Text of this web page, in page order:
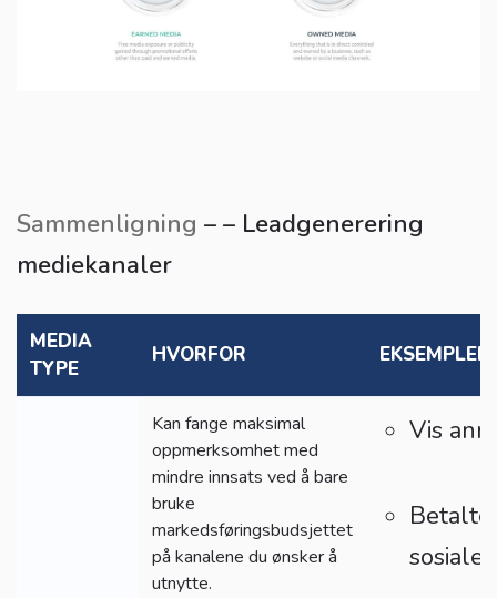
Sammenligning – – Leadgenerering
mediekanaler
MEDIA
TYPE
HVORFOR EKSEMPLER
Kan fange maksimal
oppmerksomhet med
mindre innsats ved å bare
bruke
markedsføringsbudsjettet
på kanalene du ønsker å
utnytte.
Vis
Betalte
sosiale